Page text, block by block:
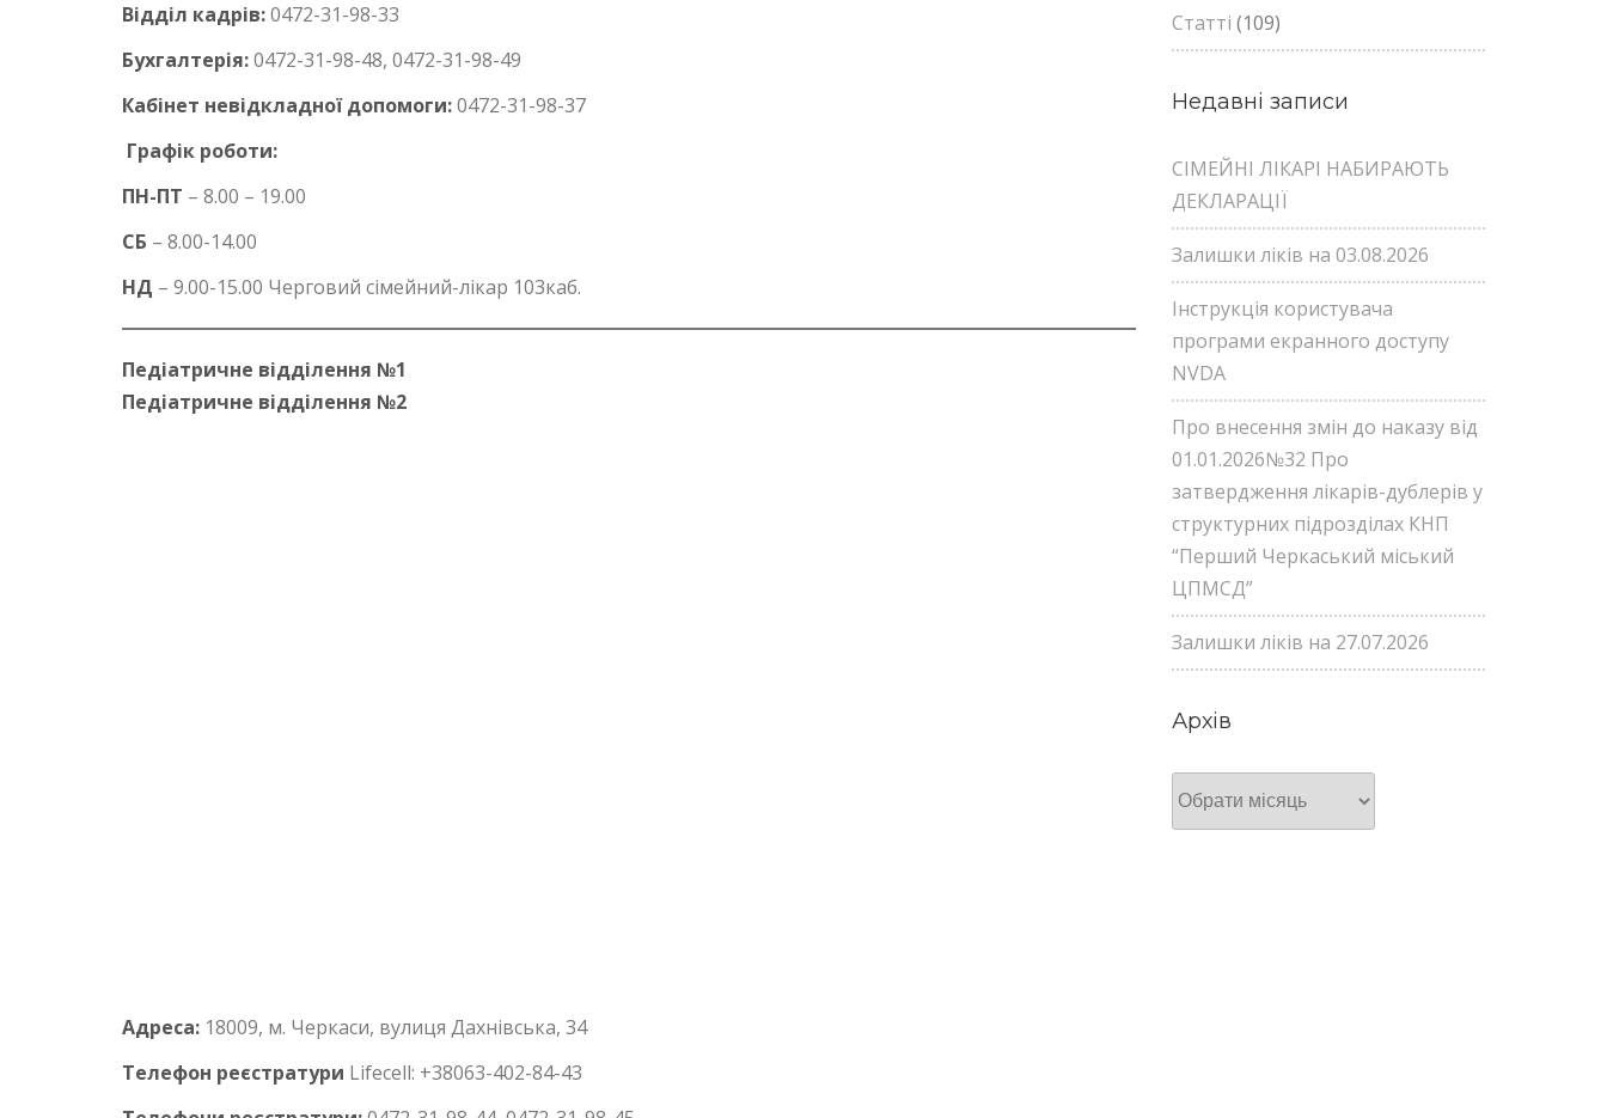
Відділ кадрів:0472-31-98-33
Бухгалтерія:0472-31-98-48, 0472-31-98-49
Кабінет невідкладної допомоги:0472-31-98-37
Графік роботи:
ПН-ПТ – 8.00 – 19.00
СБ – 8.00-14.00
НД – 9.00-15.00 Черговий сімейний-лікар 103каб.
Педіатричне відділення №1
Педіатричне відділення №2
Адреса: 18009, м. Черкаси, вулиця Дахнівська, 34
Телефон реєстратури Lifecell: +38063-402-84-43
Статті (109)
Недавні записи
СІМЕЙНІ ЛІКАРІ НАБИРАЮТЬ
ДЕКЛАРАЦІЇ
Залишки ліків на 03.08.2026
Інструкція користувача
програми екранного доступу
NVDA
Про внесення змін до наказу від
01.01.2026№32 Про
затвердження лікарів-дублерів у
структурних підрозділах КНП
“Перший Черкаський міський
ЦПМСД”
Залишки ліків на 27.07.2026
Архів
Архів